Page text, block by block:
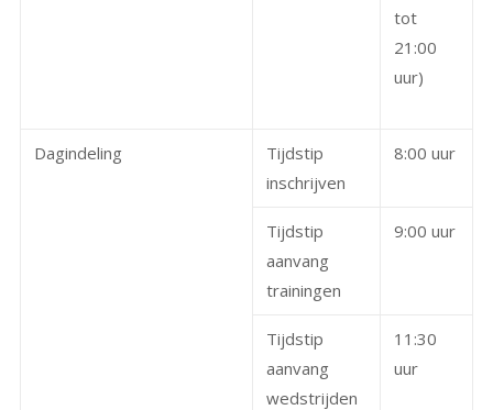
tot
21:00
uur)
Dagindeling
Tijdstip
inschrijven
8:00 uur
Tijdstip
aanvang
trainingen
9:00 uur
Tijdstip
aanvang
wedstrijden
11:30
uur